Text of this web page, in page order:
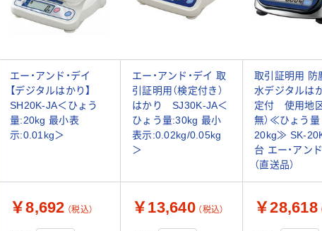
エー・アンド・デイ
【デジタルはかり】
SH20K-JA＜ひょう
量:20kg 最小表
示:0.01kg＞
エー・アンド・デイ 取
引証明用（検定付き）
はかり SJ30K-JA＜
ひょう量:30kg 最小
表示:0.02kg/0.05kg
＞
取引証明用 防
水デジタルは
定付 使用地
無）≪ひょう量
20kg≫ SK-
台 エー・アン
（直送品）
￥8,692 （税込） ￥13,640 （税込） ￥28,618